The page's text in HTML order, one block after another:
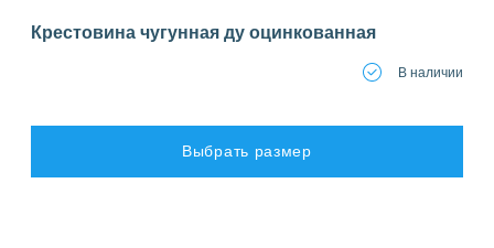
Крестовина чугунная ду оцинкованная
В наличии
Выбрать размер